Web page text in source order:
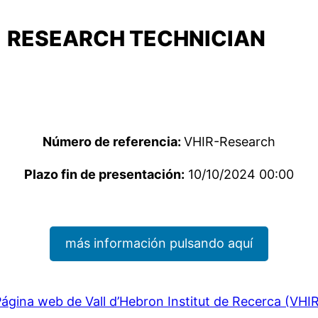
RESEARCH TECHNICIAN
Número de referencia: VHIR-Research
Plazo fin de presentación: 10/10/2024 00:00
más información pulsando aquí
web de Vall d’Hebron Institut de Recerca